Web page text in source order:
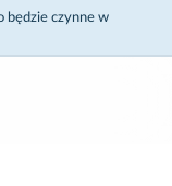
będzie czynne w